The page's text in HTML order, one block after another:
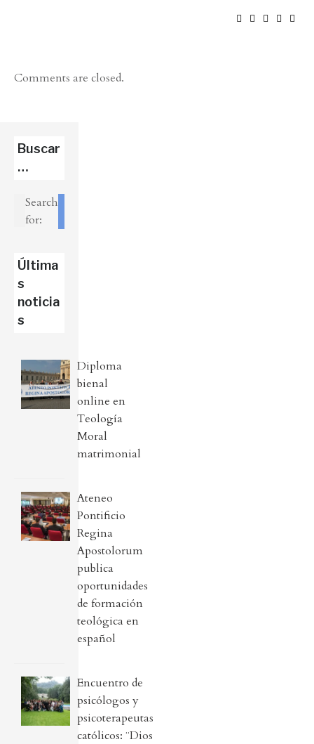
Comments are closed.
Buscar
…
Search
for:
Última
s
noticia
s
Diploma
bienal
online en
Teología
Moral
matrimonial
Ateneo
Pontificio
Regina
Apostolorum
publica
oportunidades
de formación
teológica en
español
Encuentro de
psicólogos y
psicoterapeutas
católicos: ¨Dios